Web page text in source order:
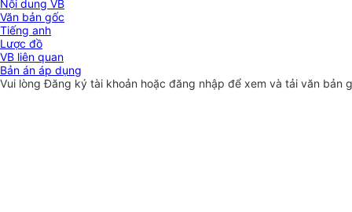
Nội dung VB
Văn bản gốc
Tiếng anh
Lược đồ
VB liên quan
Bản án áp dụng
Vui lòngĐăng ký tài khoản hoặc đăng nhập để xem và tải văn bản